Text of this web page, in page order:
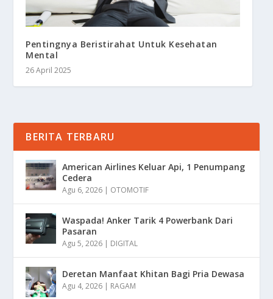
Pentingnya Beristirahat Untuk Kesehatan
Mental
26 April 2025
BERITA TERBARU
American Airlines Keluar Api, 1 Penumpang
Cedera
Agu 6, 2026 | OTOMOTIF
Waspada! Anker Tarik 4 Powerbank Dari
Pasaran
Agu 5, 2026 | DIGITAL
Deretan Manfaat Khitan Bagi Pria Dewasa
Agu 4, 2026 | RAGAM